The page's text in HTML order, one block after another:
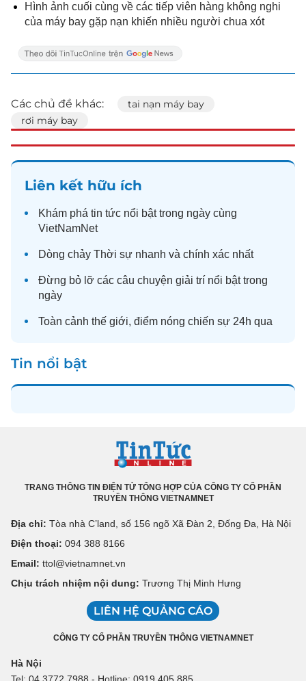
Hình ảnh cuối cùng về các tiếp viên hàng không nghi
của máy bay gặp nạn khiến nhiều người chua xót
Các chủ đề khác:
tai nạn máy bay
rơi máy bay
Liên kết hữu ích
Khám phá tin tức nổi bật trong ngày cùng
VietNamNet
Dòng chảy Thời sự nhanh và chính xác nhất
Đừng bỏ lỡ các câu chuyện giải trí nổi bật trong
ngày
Toàn cảnh thế giới, điểm nóng chiến sự 24h qua
Tin nổi bật
TRANG THÔNG TIN ĐIỆN TỬ TỔNG HỢP CỦA CÔNG TY CỔ PHẦN
TRUYỀN THÔNG VIETNAMNET
Địa chỉ: Tòa nhà C’land, số 156 ngõ Xã Đàn 2, Đống Đa, Hà Nội
Điện thoại: 094 388 8166
Email: ttol@vietnamnet.vn
Chịu trách nhiệm nội dung: Trương Thị Minh Hưng
LIÊN HỆ QUẢNG CÁO
CÔNG TY CỔ PHẦN TRUYỀN THÔNG VIETNAMNET
Hà Nội